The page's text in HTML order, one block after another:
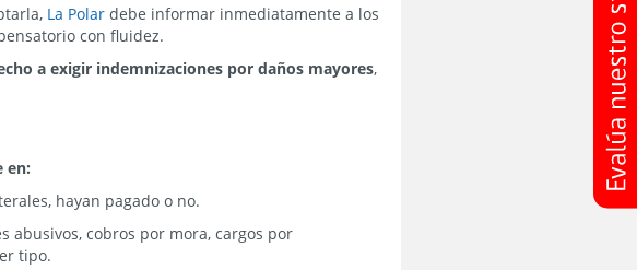
La Polar debe informar inmediatamente a los
con fluidez.
a exigir indemnizaciones por daños mayores,
en:
hayan pagado o no.
abusivos, cobros por mora, cargos por
tipo.